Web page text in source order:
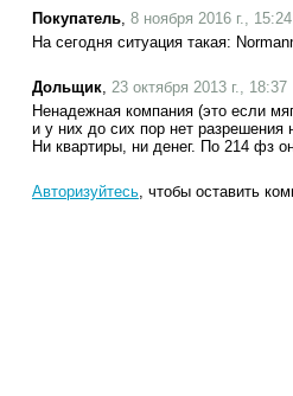
Покупатель, 8 ноября 2016 г., 15:24
На сегодня ситуация такая:
Дольщик, 23 октября 2013 г., 18:37
Ненадежная компания (это если
и у них до сих пор нет разрешения
Ни квартиры, ни денег. По 214 фз
Авторизуйтесь, чтобы оставить